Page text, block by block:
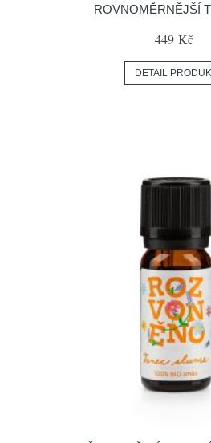
ROVNOMĚRNĚJŠÍ
449 Kč
DETAIL